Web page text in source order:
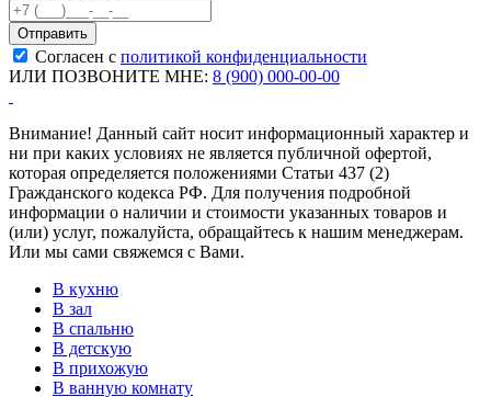
Согласен с политикой конфиденциальности
ИЛИ ПОЗВОНИТЕ МНЕ: 8 (900) 000-00-00
Внимание! Данный сайт носит информационный характер и
ни при каких условиях не является публичной офертой,
которая определяется положениями Статьи 437 (2)
Гражданского кодекса РФ. Для получения подробной
информации о наличии и стоимости указанных товаров и
(или) услуг, пожалуйста, обращайтесь к нашим менеджерам.
Или мы сами свяжемся с Вами.
В кухню
В зал
В спальню
В детскую
В прихожую
В ванную комнату